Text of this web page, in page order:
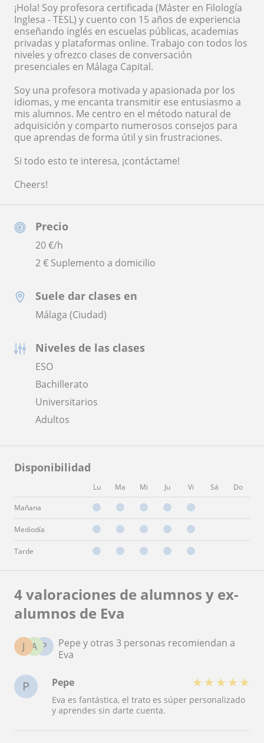
Precio
20€/h
2 € Suplemento a domicilio
Suele dar clases en
Málaga (Ciudad)
Niveles de las clases
ESO
Bachillerato
Universitarios
Adultos
Disponibilidad
Lu Ma Mi Ju Vi Sá Do
Mañana
Mediodía
Tarde
¡Hola! Soy profesora certificada (Máster en Filología
Inglesa - TESL) y cuento con 15 años de experiencia
enseñando inglés en escuelas públicas, academias
privadas y plataformas online. Trabajo con todos los
niveles y ofrezco clases de conversación
presenciales en Málaga Capital.
Soy una profesora motivada y apasionada por los
idiomas, y me encanta transmitir ese entusiasmo a
mis alumnos. Me centro en el método natural de
adquisición y comparto numerosos consejos para
que aprendas de forma útil y sin frustraciones.
Si todo esto te interesa, ¡contáctame!
Cheers!
4 valoraciones de alumnos y ex-
alumnos de Eva
P
A
J
Pepe y otras 3 personas recomiendan a
Eva
P Pepe ★ ★ ★ ★ ★
Eva es fantástica, el trato es súper personalizado
y aprendes sin darte cuenta.